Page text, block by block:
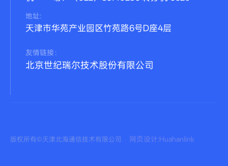
地址:
天津市华苑产业园区竹苑路6号D座4层
友情链接：
北京世纪瑞尔技术股份有限公司
版权所有©天津北海通信技术有限公司 网页设计:Huahanlink